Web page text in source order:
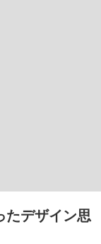
たデザイン思